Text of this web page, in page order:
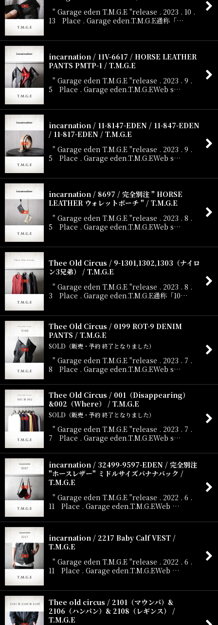
" Garage eden T.M.G.E "release . 2023 . 10 .
13 Place . Garage eden.T.M.G.E通称「…
incarnation / 11V-6617 / HORSE LEATHER
PANTS PMTP-1 / T.M.G.E
" Garage eden T.M.G.E "release . 2023 . 9 .
5 Place . Garage eden.T.M.G.EWeb s…
incarnation / 11-8147-EDEN / 11-847-EDEN
/ 11-817-EDEN / T.M.G.E
" Garage eden T.M.G.E "release . 2023 . 9 .
5 Place . Garage eden.T.M.G.EWeb s…
incarnation / 8697 / 完全別注 " HORSE
LEATHER ウォレットポーチ " / T.M.G.E
" Garage eden T.M.G.E "release . 2023 . 8 .
5 Place . Garage eden.T.M.G.EWeb s…
Thee Old Circus / 9-1301,1302,1303（ナイロ
ン3兄弟） / T.M.G.E
" Garage eden T.M.G.E "release . 2023 . 8 .
3 Place . Garage eden.T.M.G.E通称「10…
Thee Old Circus / 0199 ROT-9 DENIM
PANTS / T.M.G.E
SOLD（販売・予約 終了となりました）
" Garage eden T.M.G.E "release . 2023 . 7 .
8 Place . Garage eden.T.M.G.EWeb s…
Thee Old Circus / 001（Disappearing）
&002（Where） / T.M.G.E
SOLD（販売・予約 終了となりました）
" Garage eden T.M.G.E "release . 2023 . 7 .
7 Place . Garage eden.T.M.G.EWeb s…
incarnation / 32499-9597-EDEN / 完全別注
"ホースレザー" ミドルサイズバナナバック /
T.M.G.E
" Garage eden T.M.G.E "release . 2022 . 6 .
11 Place . Garage eden.T.M.G.EWeb …
incarnation / 2217 Baby Calf VEST /
T.M.G.E
" Garage eden T.M.G.E "release . 2022 . 6 .
11 Place . Garage eden.T.M.G.EWeb …
Thee old circus / 2101（マウンパ）&
2106（ハンパン）& 2108（レギンス） /
T.M.G.E